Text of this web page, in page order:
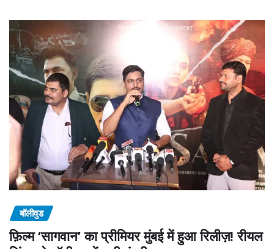
बॉलीवुड
फ़िल्म ‘सागवान’ का प्रीमियर मुंबई में हुआ रिलीज़! रीयल